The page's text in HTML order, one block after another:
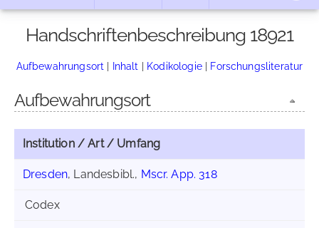
Handschriftenbeschreibung 18921
Aufbewahrungsort | Inhalt | Kodikologie| Forschungsliteratur
Aufbewahrungsort
Institution / Art / Umfang
Dresden, Landesbibl., Mscr. App. 318
Codex